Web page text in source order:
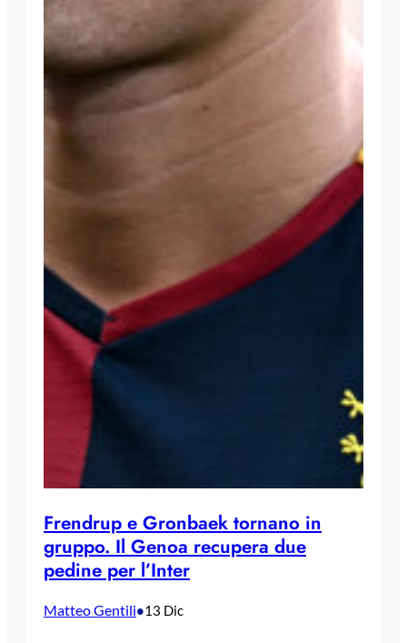
Frendrup e Gronbaek tornano in
gruppo. Il Genoa recupera due
pedine per l’Inter
Matteo Gentili•13 Dic